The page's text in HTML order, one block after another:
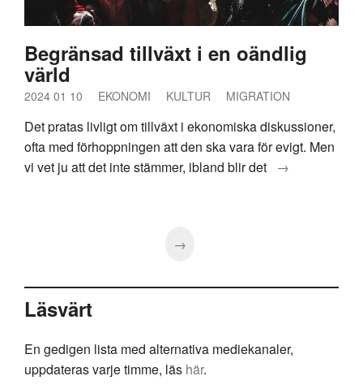
Begränsad tillväxt i en oändlig
värld
2024 01 10 EKONOMI KULTUR MIGRATION
Det pratas livligt om tillväxt i ekonomiska diskussioner,
ofta med förhoppningen att den ska vara för evigt. Men
vi vet ju att det inte stämmer, ibland blir det
→
→
Läsvärt
En gedigen lista med alternativa mediekanaler,
uppdateras varje timme, läs här.